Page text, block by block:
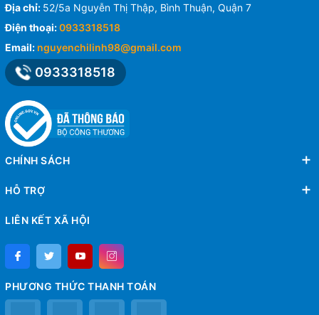
Địa chỉ: 52/5a Nguyễn Thị Thập, Bình Thuận, Quận 7
Điện thoại:0933318518
Email: nguyenchilinh98@gmail.com
0933318518
CHÍNH SÁCH
HỖ TRỢ
LIÊN KẾT XÃ HỘI
PHƯƠNG THỨC THANH TOÁN